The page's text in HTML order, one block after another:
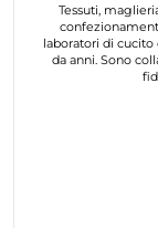
Tessuti,
laboratori di
da anni. Sono